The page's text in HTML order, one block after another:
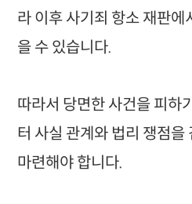
라 이후 사기죄 항소 재판에
을 수 있습니다.
따라서 당면한 사건을 피하
터 사실 관계와 법리 쟁점을
마련해야 합니다.